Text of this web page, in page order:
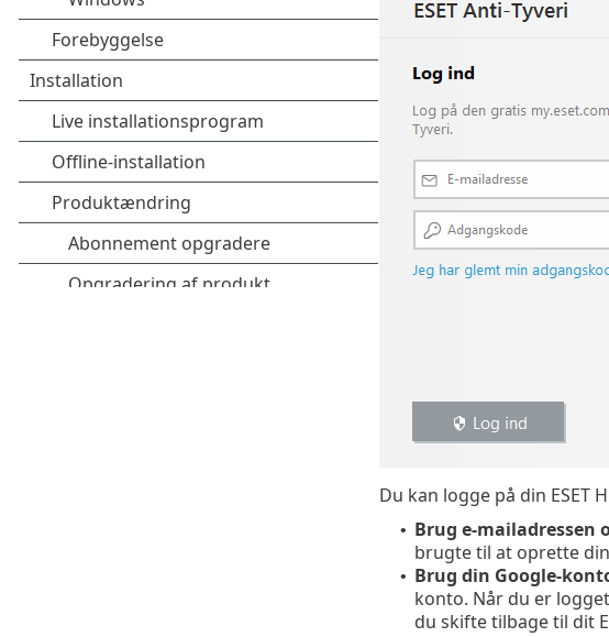
Du kan logge på din ESET
• Brug e-mailadressen
brugte til at oprette din
• Brug din Google-
konto. Når du er
du skifte tilbage til dit